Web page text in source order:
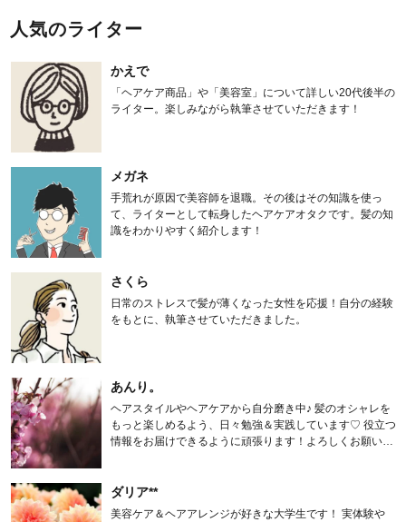
人気のライター
かえで
「ヘアケア商品」や「美容室」について詳しい20代後半の
ライター。楽しみながら執筆させていただきます！
メガネ
手荒れが原因で美容師を退職。その後はその知識を使っ
て、ライターとして転身したヘアケアオタクです。髪の知
識をわかりやすく紹介します！
さくら
日常のストレスで髪が薄くなった女性を応援！自分の経験
をもとに、執筆させていただきました。
あんり。
ヘアスタイルやヘアケアから自分磨き中♪ 髪のオシャレを
もっと楽しめるよう、日々勉強＆実践しています♡ 役立つ
情報をお届けできるように頑張ります！よろしくお願いし
ダリア**
美容ケア＆ヘアアレンジが好きな大学生です！ 実体験や